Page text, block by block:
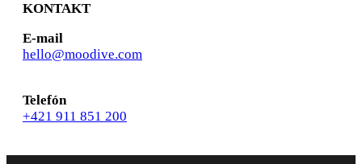
KONTAKT
E-mail
hello@moodive.com
Telefón
+421 911 851 200